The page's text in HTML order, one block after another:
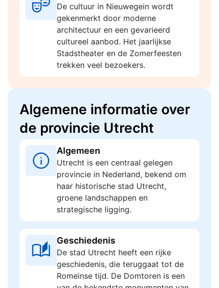
De cultuur in Nieuwegein wordt
gekenmerkt door moderne
architectuur en een gevarieerd
cultureel aanbod. Het jaarlijkse
Stadstheater en de Zomerfeesten
trekken veel bezoekers.
Algemene informatie over
de provincie Utrecht
Algemeen
Utrecht is een centraal gelegen
provincie in Nederland, bekend om
haar historische stad Utrecht,
groene landschappen en
strategische ligging.
Geschiedenis
De stad Utrecht heeft een rijke
geschiedenis, die teruggaat tot de
Romeinse tijd. De Domtoren is een